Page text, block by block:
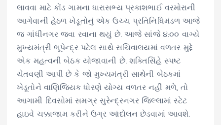
લાવવા માટે કોંડ ગામના ધારાસભ્ય પ્રકાશભાઈ વરમોરાની
આગેવાની હેઠળ ખેડૂતોનું એક ઉચ્ચ પ્રતિનિધિમંડળ આજે
જ ગાંધીનગર જવા રવાના થયું છે. આજે સાંજે ૪:૦૦ વાગ્યે
મુખ્યમંત્રી ભૂપેન્દ્ર પટેલ સાથે સચિવાલયમાં વળતર મુદ્દે
એક મહત્વની બેઠક યોજાવાની છે. શક્તિસિંહે સ્પષ્ટ
ચેતવણી આપી છે કે જો મુખ્યમંત્રી સાથેની બેઠકમાં
ખેડૂતોને વાણિજ્યિક ધોરણે યોગ્ય વળતર નહીં મળે, તો
આગામી દિવસોમાં સમગ્ર સુરેન્દ્રનગર જિલ્લામાં સ્ટેટ
હાઇવે ચક્કાજામ કરીને ઉગ્ર આંદોલન છેડવામાં આવશે.